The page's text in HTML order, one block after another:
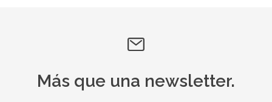
Más que una newsletter.